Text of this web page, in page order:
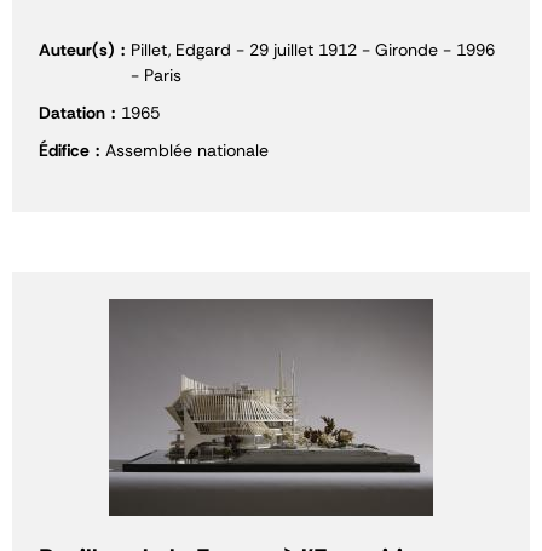
Auteur(s)
Pillet, Edgard - 29 juillet 1912 - Gironde - 1996
- Paris
Datation
1965
Édifice
Assemblée nationale